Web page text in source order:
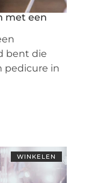
met een
bent die
pedicure in
WINKELEN